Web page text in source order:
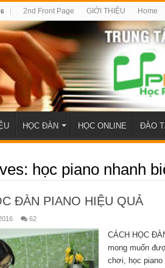
2nd Front Page GIỚI THIỆU Home
HỌC ĐÀN HỌC ONLINE ĐÀO
học piano nhanh
ĐÀN PIANO HIỆU QUẢ
62
CÁCH HỌC
mong muốn
chơi, học piano